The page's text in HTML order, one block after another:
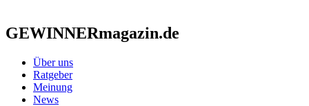
GEWINNERmagazin.de
Über uns
Ratgeber
Meinung
News